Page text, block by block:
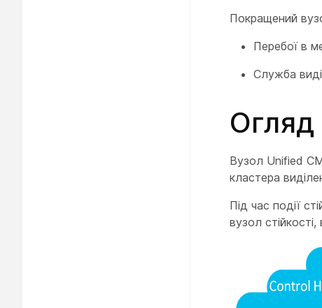
Покращений
Перебої в
Служба
Огляд
Вузол Unified
кластера
Під час події
вузол